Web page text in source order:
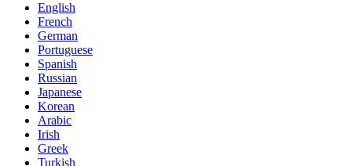
English
French
German
Portuguese
Spanish
Russian
Japanese
Korean
Arabic
Irish
Greek
Turkish